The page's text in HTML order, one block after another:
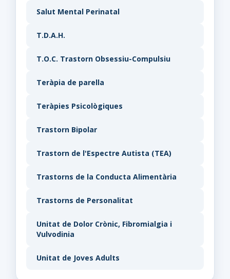
Salut Mental Perinatal
T.D.A.H.
T.O.C. Trastorn Obsessiu-Compulsiu
Teràpia de parella
Teràpies Psicològiques
Trastorn Bipolar
Trastorn de l'Espectre Autista (TEA)
Trastorns de la Conducta Alimentària
Trastorns de Personalitat
Unitat de Dolor Crònic, Fibromialgia i
Vulvodinia
Unitat de Joves Adults